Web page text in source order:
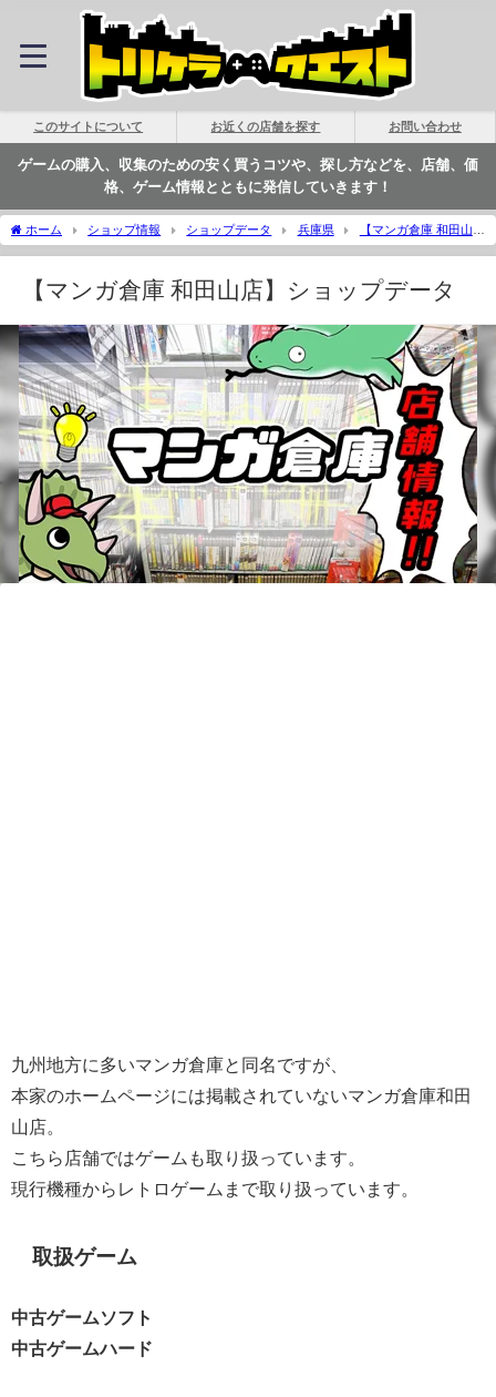
このサイトについて お近くの店舗を探す お問い合わせ
ゲームの購入、収集のための安く買うコツや、探し方などを、店舗、価
格、ゲーム情報とともに発信していきます！
ホーム ショップ情報 ショップデータ 兵庫県
【マンガ倉庫 和田山
店】ショップデータ | トリケラクエスト
【マンガ倉庫 和田山店】ショップデータ
九州地方に多いマンガ倉庫と同名ですが、
本家のホームページには掲載されていないマンガ倉庫和田
山店。
こちら店舗ではゲームも取り扱っています。
現行機種からレトロゲームまで取り扱っています。
取扱ゲーム
中古ゲームソフト
中古ゲームハード